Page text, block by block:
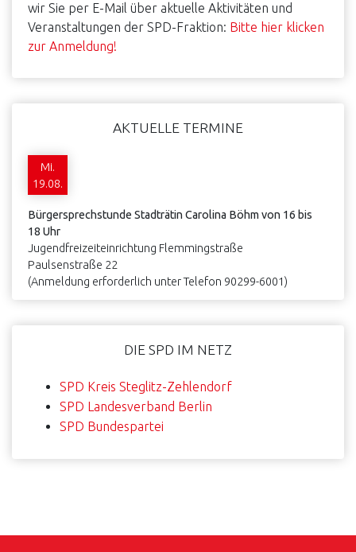
wir Sie per E-Mail über aktuelle Aktivitäten und
Veranstaltungen der SPD-Fraktion: Bitte hier klicken
zur Anmeldung!
AKTUELLE TERMINE
Mi.
19.08.
Bürgersprechstunde Stadträtin Carolina Böhm von 16 bis
18 Uhr
Jugendfreizeiteinrichtung Flemmingstraße
Paulsenstraße 22
(Anmeldung erforderlich unter Telefon 90299-6001)
DIE SPD IM NETZ
SPD Kreis Steglitz-Zehlendorf
SPD Landesverband Berlin
SPD Bundespartei